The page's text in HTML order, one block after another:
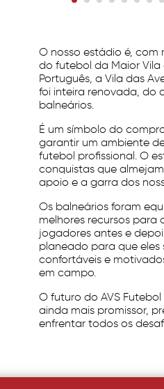
O nosso estádio é, com
do futebol da Maior Vila
Português, a Vila das
foi inteira renovada, do
balneários.
É um símbolo do
garantir um ambiente
futebol profissional. O
conquistas que
apoio e a garra dos
Os balneários foram
melhores recursos para
jogadores antes e
planeado para que eles
confortáveis e
em campo.
O futuro do AVS
ainda mais promissor,
enfrentar todos os